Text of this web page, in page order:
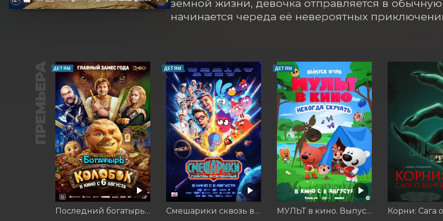
земной жизни, девочка отправляется в
начинается череда её невероятных
ПРЕМЬЕРА ДЕТЯМ
Последний богатырь. Колобок
ДЕТЯМ
Смешарики сквозь вселенные
ДЕТЯМ
МУЛЬТ в кино. Выпуск №198. Некогда скучать